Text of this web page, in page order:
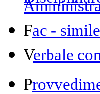
Fac -
Verbale
P